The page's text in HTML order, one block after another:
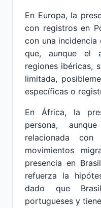
En Europa, la
con registros en
con una incidencia
que, aunque el
regiones ibéricas,
limitada,
específicas o
En África, la
persona,
relacionada
movimientos
presencia en
refuerza la
dado que
portugueses y